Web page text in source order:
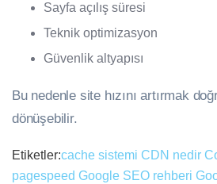
Sayfa açılış süresi
Teknik optimizasyon
Güvenlik altyapısı
Bu nedenle site hızını artırmak
dönüşebilir.
Etiketler:cache sistemi CDN nedir
pagespeed Google SEO rehberi